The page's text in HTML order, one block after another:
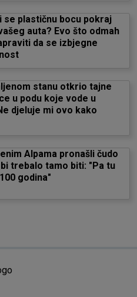
se plastičnu bocu pokraj
auta? Evo što odmah
da se izbjegne
stanu otkrio tajne
u podu koje vode u
djeluje mi ovo kako
Alpama pronašli čudo
trebalo tamo biti: "Pa tu
godina"